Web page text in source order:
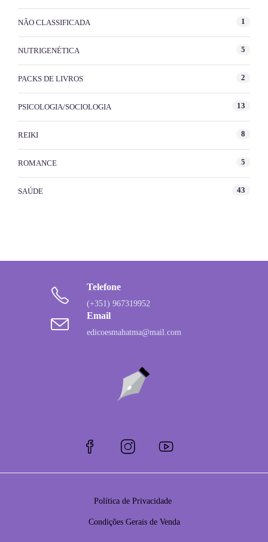
NÃO CLASSIFICADA 1
NUTRIGENÉTICA 5
PACKS DE LIVROS 2
PSICOLOGIA/SOCIOLOGIA 13
REIKI 8
ROMANCE 5
SAÚDE 43
Telefone
(+351) 967319952
Email
edicoesmahatma@mail.com
Política de Privacidade
Condições Gerais de Venda